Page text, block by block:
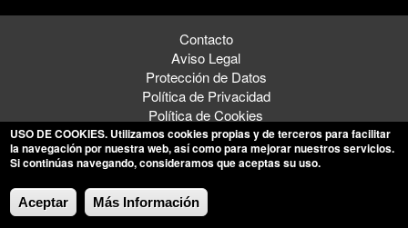
Contacto
Aviso Legal
Protección de Datos
Política de Privacidad
Política de Cookies
© 2026 Ayuntamiento de Langa de Duero
USO DE COOKIES. Utilizamos cookies propias y de terceros para facilitar
la navegación por nuestra web, así como para mejorar nuestros servicios.
Si continúas navegando, consideramos que aceptas su uso.
Aceptar Más Información